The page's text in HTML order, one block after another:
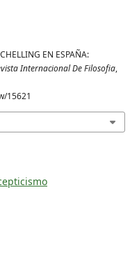
EN ESPAÑA:
Internacional De Filosofia,
15621